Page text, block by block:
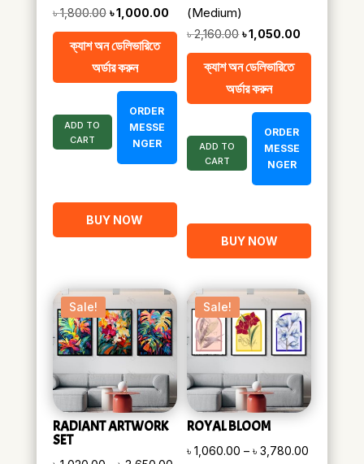
৳1,800.00 Original
price
was:
৳ 1,800.00.
৳1,000.00Current
price
৳ 1,000.00.
ক্যাশ অন ডেলিভারিতে
অর্ডার করুন
ADD TO
CART
ORDER
MESSE
NGER
BUY NOW
(Medium)
৳2,160.00 Original
price
was:
৳ 2,160.00.
৳1,050.00
price
ক্যাশ অন ডেলিভারিতে
অর্ডার করুন
ADD TO
CART
ORDER
MESSE
NGER
BUY NOW
Sale!
RADIANT ARTWORK
SET
Sale!
ROYAL BLOOM
৳1,060.00 – ৳3,780.00